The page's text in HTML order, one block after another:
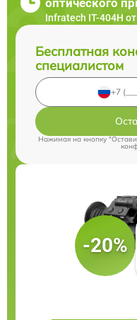
Infratech IT-404H
Бесплатная
специалистом
Нажимая на кнопку
-20%